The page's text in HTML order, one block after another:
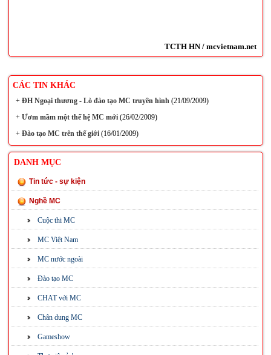
TCTH HN / mcvietnam.net
CÁC TIN KHÁC
+ĐH Ngoại thương - Lò đào tạo MC truyền hình(21/09/2009)
+Ươm mầm một thế hệ MC mới(26/02/2009)
+Đào tạo MC trên thế giới(16/01/2009)
DANH MỤC
Tin tức - sự kiện
Nghề MC
Cuộc thi MC
MC Việt Nam
MC nước ngoài
Đào tạo MC
CHAT với MC
Chân dung MC
Gameshow